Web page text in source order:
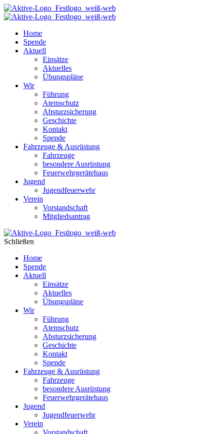
Home
Spende
Aktuell
Einsätze
Aktuelles
Übungspläne
Wir
Führung
Atemschutz
Absturzsicherung
Geschichte
Kontakt
Spende
Fahrzeuge & Ausrüstung
Fahrzeuge
besondere Ausrüstung
Feuerwehrgerätehaus
Jugend
Jugendfeuerwehr
Verein
Vorstandschaft
Mitgliedsantrag
Schließen
Home
Spende
Aktuell
Einsätze
Aktuelles
Übungspläne
Wir
Führung
Atemschutz
Absturzsicherung
Geschichte
Kontakt
Spende
Fahrzeuge & Ausrüstung
Fahrzeuge
besondere Ausrüstung
Feuerwehrgerätehaus
Jugend
Jugendfeuerwehr
Verein
Vorstandschaft